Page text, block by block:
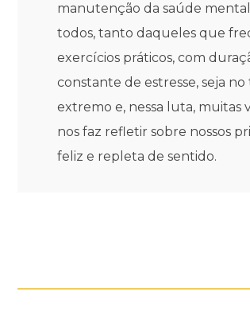
manutenção da saúde
todos, tanto daqueles que
exercícios práticos, com
constante de estresse, seja
extremo e, nessa luta, muitas
nos faz refletir sobre nossos
feliz e repleta de sentido.